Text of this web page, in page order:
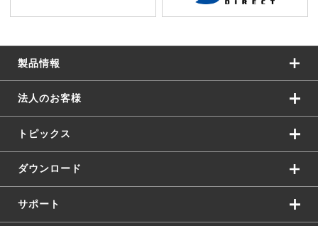
製品情報
法人のお客様
トピックス
ダウンロード
サポート